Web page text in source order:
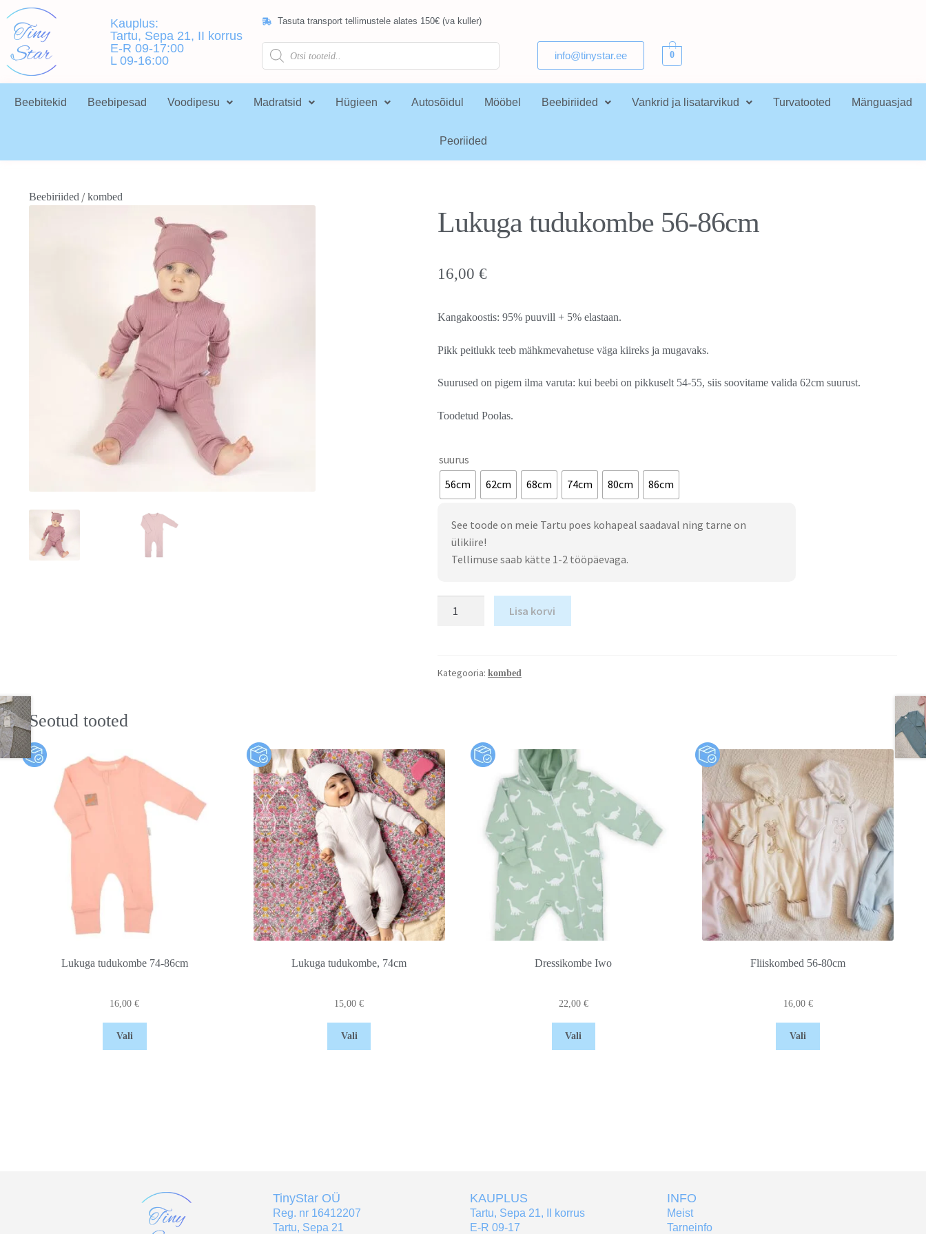
Kauplus:
Tartu, Sepa 21, II korrus
E-R 09-17:00
L 09-16:00
Tasuta transport tellimustele alates 150€ (va kuller)
info@tinystar.ee 0
Beebitekid Beebipesad Voodipesu Madratsid Hügieen Autosõidul Mööbel Beebiriided Vankrid ja lisatarvikud Turvatooted Mänguasjad
Peoriided
Beebiriided/kombed
Lukuga tudukombe 56-86cm
16,00 €
Kangakoostis: 95% puuvill + 5% elastaan.
Pikk peitlukk teeb mähkmevahetuse väga kiireks ja mugavaks.
Suurused on pigem ilma varuta: kui beebi on pikkuselt 54-55, siis soovitame valida 62cm suurust.
Toodetud Poolas.
suurus
56cm
62cm 68cm 74cm 80cm 86cm
See toode on meie Tartu poes kohapeal saadaval ning tarne on
ülikiire!
Tellimuse saab kätte 1-2 tööpäevaga.
Lisa korvi
Kategooria: kombed
Seotud tooted
Lukuga tudukombe 74-86cm
16,00€
Vali
Lukuga tudukombe, 74cm
15,00€
Vali
Dressikombe Iwo
22,00 €
Vali
Fliiskombed 56-80cm
16,00 €
Vali
TinyStar OÜ
Reg. nr 16412207
Tartu, Sepa 21
KAUPLUS
Tartu, Sepa 21, II korrus
E-R 09-17
INFO
Meist
Tarneinfo